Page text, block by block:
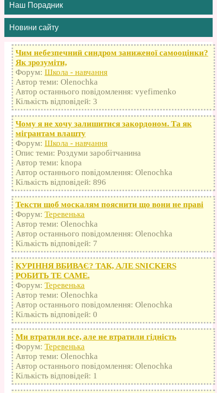
Наш Порадник
Новини сайту
Чим небезпечний синдром заниженої самооцінки?
Як зрозуміти,
Форум: Школа - навчання
Автор теми: Olenochka
Автор останнього повідомлення: vyefimenko
Кількість відповідей: 3
Чому я не хочу залишитися закордоном. Та як
мігрантам влашту
Форум: Школа - навчання
Опис теми: Роздуми заробітчанина
Автор теми: knopa
Автор останнього повідомлення: Olenochka
Кількість відповідей: 896
Тексти щоб москалям пояснити що вони не праві
Форум: Теревенька
Автор теми: Olenochka
Автор останнього повідомлення: Olenochka
Кількість відповідей: 7
КУРІННЯ ВБИВАЄ? ТАК, АЛЕ SNICKERS
РОБИТЬ ТЕ САМЕ.
Форум: Теревенька
Автор теми: Olenochka
Автор останнього повідомлення: Olenochka
Кількість відповідей: 0
Ми втратили все, але не втратили гідність
Форум: Теревенька
Автор теми: Olenochka
Автор останнього повідомлення: Olenochka
Кількість відповідей: 1